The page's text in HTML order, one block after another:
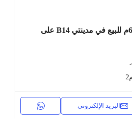
شقة 136م بحديقة 64م للبيع في مدينتي B14 على
البريد الإلكتروني